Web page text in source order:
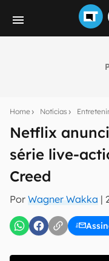
Home Notícias
Netflix
série live-
Creed
Por Wagner Wakka |
notícias e reviews
mão.
E-mail
Uso e Política de